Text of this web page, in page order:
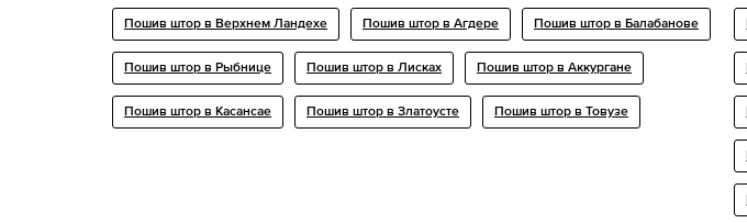
Пошив штор в Верхнем Ландехе Пошив штор в Агдере Пошив штор в Балабанове
Пошив штор в Рыбнице Пошив штор в Лисках Пошив штор в Аккургане
Пошив штор в Касансае Пошив штор в Златоусте Пошив штор в Товузе